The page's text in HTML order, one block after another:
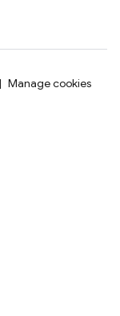
Manage cookies